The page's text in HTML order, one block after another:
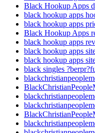
Black Hookup Apps
black hookup apps
black hookup apps
Black Hookup Apps
black hookup apps
black hookup apps
black hookup apps
black singles